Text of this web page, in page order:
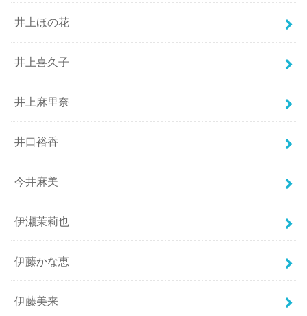
井上ほの花
井上喜久子
井上麻里奈
井口裕香
今井麻美
伊瀬茉莉也
伊藤かな恵
伊藤美来